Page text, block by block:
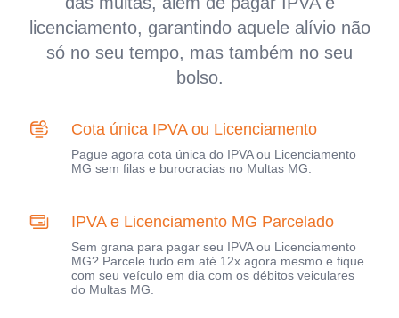
licenciamento, garantindo aquele alívio não
só no seu tempo, mas também no seu
bolso.
Cota única IPVA ou Licenciamento
Pague agora cota única do IPVA ou Licenciamento
MG sem filas e burocracias no Multas MG.
IPVA e Licenciamento MG Parcelado
Sem grana para pagar seu IPVA ou Licenciamento
MG? Parcele tudo em até 12x agora mesmo e fique
com seu veículo em dia com os débitos veiculares
do Multas MG.